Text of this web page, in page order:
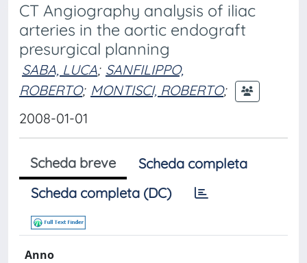
CT Angiography analysis of iliac
arteries in the aortic endograft
presurgical planning
SABA, LUCA; SANFILIPPO,
ROBERTO; MONTISCI, ROBERTO;
2008-01-01
Scheda breve
Scheda completa
Scheda completa (DC)
Anno